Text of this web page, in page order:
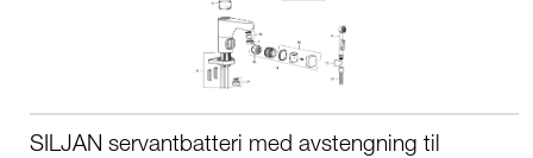
SILJAN servantbatteri med avstengning til